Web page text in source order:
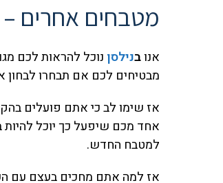
מטבחים אחרים –
אנובנילסן נוכל להראות לכם
מבטיחים לכם אם תבחרו
אז שימו לב כי אתם פועלים
אחד מכם שיפעל כך יוכל להיות
למטבח החדש.
אז למה אתם מחכים בעצם עם